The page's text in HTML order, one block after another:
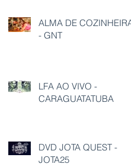
ALMA DE COZINHEIRA
- GNT
LFA AO VIVO -
CARAGUATATUBA
DVD JOTA QUEST -
JOTA25